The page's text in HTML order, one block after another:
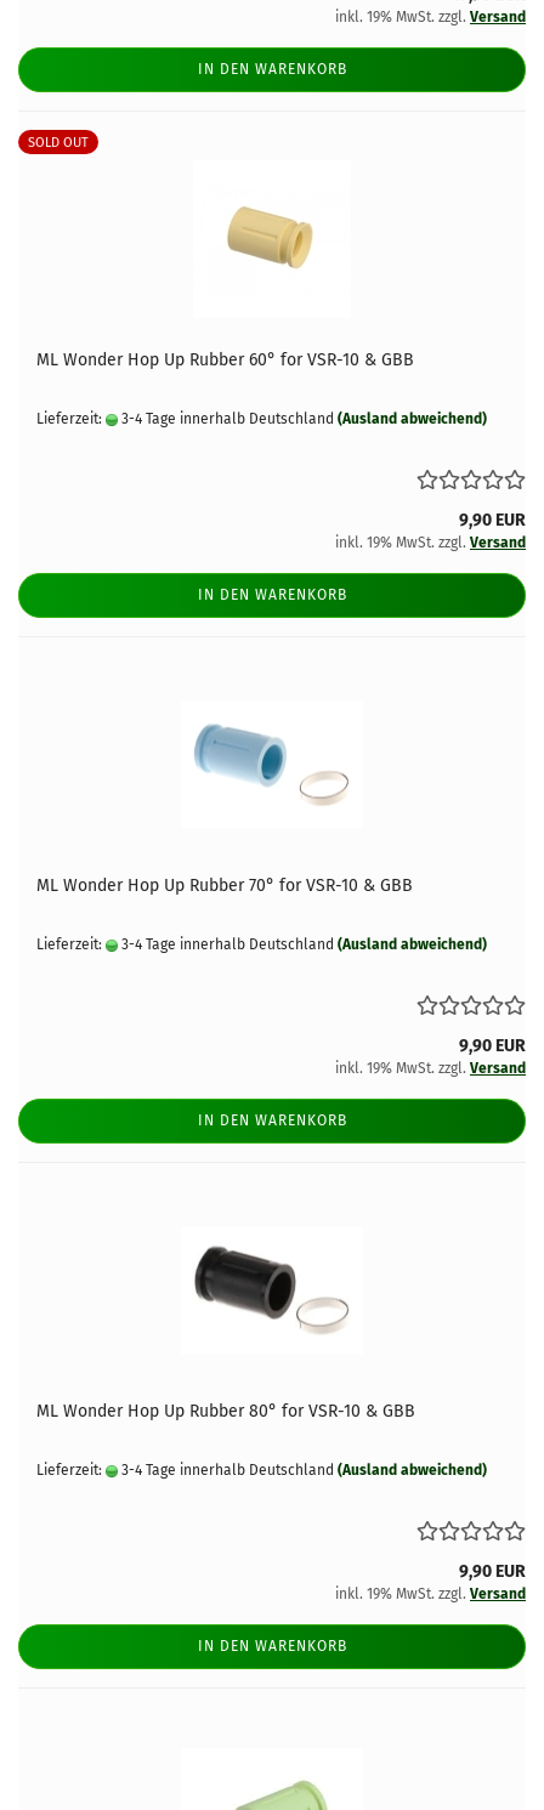
inkl. 19% MwSt. zzgl. Versand
IN DEN WARENKORB
SOLD OUT
ML Wonder Hop Up Rubber 60° for VSR-10 & GBB
Lieferzeit: 3-4 Tage innerhalb Deutschland (Ausland abweichend)
9,90 EUR
inkl. 19% MwSt. zzgl. Versand
IN DEN WARENKORB
ML Wonder Hop Up Rubber 70° for VSR-10 & GBB
Lieferzeit: 3-4 Tage innerhalb Deutschland (Ausland abweichend)
9,90 EUR
inkl. 19% MwSt. zzgl. Versand
IN DEN WARENKORB
ML Wonder Hop Up Rubber 80° for VSR-10 & GBB
Lieferzeit: 3-4 Tage innerhalb Deutschland (Ausland abweichend)
9,90 EUR
inkl. 19% MwSt. zzgl. Versand
IN DEN WARENKORB